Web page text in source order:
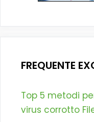
FREQUENTE
Top 5 metodi
virus corrotto